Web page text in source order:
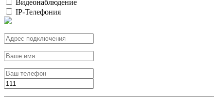
Видеонаблюдение
IP-Телефония